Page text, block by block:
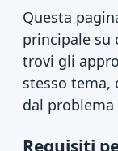
Questa
principale su
trovi gli
stesso tema,
dal
Requisiti